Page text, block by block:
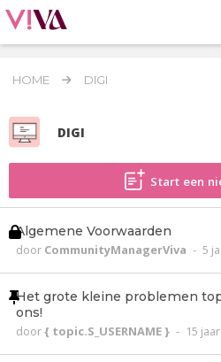
HOME DIGI
DIGI
Start een
Algemene Voorwaarden
door CommunityManagerViva - 5
Het grote kleine problemen
ons!
door{ topic.S_USERNAME } - 15